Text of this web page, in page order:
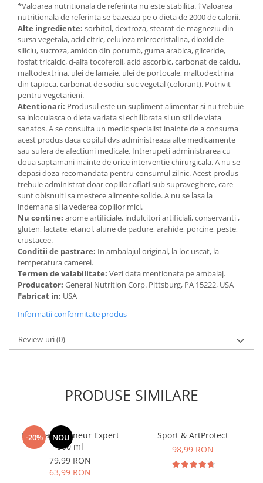
*Valoarea nutritionala de referinta nu este stabilita. †Valoarea
nutritionala de referinta se bazeaza pe o dieta de 2000 de calorii.
Alte ingrediente: sorbitol, dextroza, stearat de magneziu din
sursa vegetala, acid citric, celuloza microcristalina, dioxid de
siliciu, sucroza, amidon din porumb, guma arabica, gliceride,
fosfat tricalcic, d-alfa tocoferoli, acid ascorbic, carbonat de calciu,
maltodextrina, ulei de lamaie, ulei de portocale, maltodextrina
din tapioca, carbonat de sodiu, suc vegetal (colorant). Potrivit
pentru vegetarieni.
Atentionari: Produsul este un supliment alimentar si nu trebuie
sa inlocuiasca o dieta variata si echilibrata si un stil de viata
sanatos. A se consulta un medic specialist inainte de a consuma
acest produs daca copilul dvs administreaza alte medicamente
sau sufera de afectiuni medicale. Intrerupeti administrarea cu
doua saptamani inainte de orice interventie chirurgicala. A nu se
depasi doza recomandata pentru consumul zilnic. Acest produs
trebuie administrat doar copiilor aflati sub supraveghere, care
sunt obisnuiti sa mestece alimente solide. A nu se lasa la
indemana si la vederea copiilor mici.
Nu contine: arome artificiale, indulcitori artificiali, conservanti ,
gluten, lactate, etanol, alune de padure, arahide, porcine, peste,
crustacee.
Conditii de pastrare: In ambalajul original, la loc uscat, la
temperatura camerei.
Termen de valabilitate: Vezi data mentionata pe ambalaj.
Producator: General Nutrition Corp. Pittsburg, PA 15222, USA
Fabricat in: USA
Informatii conformitate produs
Review-uri(0)
PRODUSE SIMILARE
-20% NOU
Manhaē Draineur Expert
500 ml
79,99 RON
63,99 RON
Sport & ArtProtect
98,99 RON